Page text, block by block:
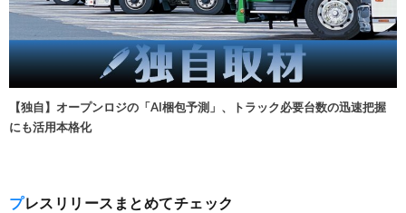
【独自】オープンロジの「AI梱包予測」、トラック必要台数の迅速把握
にも活用本格化
プレスリリースまとめてチェック